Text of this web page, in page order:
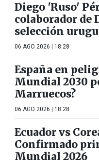
Diego 'Ruso'
colaborador de
selección
06 AGO 2026 | 18:28
España en
Mundial 2030
Marruecos?
06 AGO 2026 | 18:28
Ecuador vs
Confirmado
Mundial 2026